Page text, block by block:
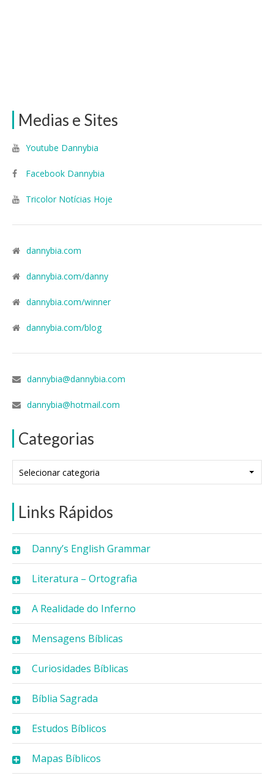
Medias e Sites
Youtube Dannybia
Facebook Dannybia
Tricolor Notícias Hoje
dannybia.com
dannybia.com/danny
dannybia.com/winner
dannybia.com/blog
dannybia@dannybia.com
dannybia@hotmail.com
Categorias
Links Rápidos
Danny’s English Grammar
Literatura – Ortografia
A Realidade do Inferno
Mensagens Bíblicas
Curiosidades Bíblicas
Bíblia Sagrada
Estudos Bíblicos
Mapas Bíblicos